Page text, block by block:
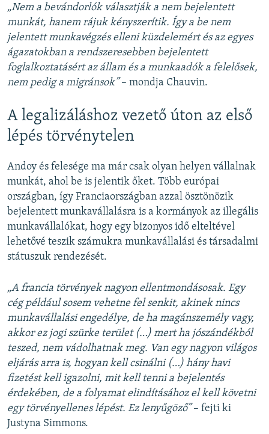
„Nem a bevándorlók választják a nem bejelentett
munkát, hanem rájuk kényszerítik. Így a be nem
jelentett munkavégzés elleni küzdelemért és az egyes
ágazatokban a rendszeresebben bejelentett
foglalkoztatásért az állam és a munkaadók a felelősek,
nem pedig a migránsok”– mondja Chauvin.
A legalizáláshoz vezető úton az első
lépés törvénytelen
Andoy és felesége ma már csak olyan helyen vállalnak
munkát, ahol be is jelentik őket. Több európai
országban, így Franciaországban azzal ösztönözik
bejelentett munkavállalásra is a kormányok az illegális
munkavállalókat, hogy egy bizonyos idő elteltével
lehetővé teszik számukra munkavállalási és társadalmi
státuszuk rendezését.
„A francia törvények nagyon ellentmondásosak. Egy
cég például sosem vehetne fel senkit, akinek nincs
munkavállalási engedélye, de ha magánszemély vagy,
akkor ez jogi szürke terület (…) mert ha jószándékból
teszed, nem vádolhatnak meg. Van egy nagyon világos
eljárás arra is, hogyan kell csinálni (…) hány havi
fizetést kell igazolni, mit kell tenni a bejelentés
érdekében, de a folyamat elindításához el kell követni
egy törvényellenes lépést. Ez lenyűgöző”– fejti ki
Justyna Simmons.